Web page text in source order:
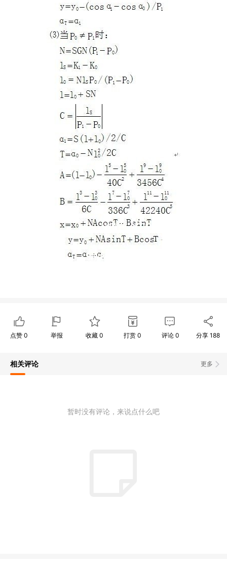
点赞 0 举报 收藏0 打赏 0 评论 0 分享188
更多
相关评论
暂时没有评论，来说点什么吧